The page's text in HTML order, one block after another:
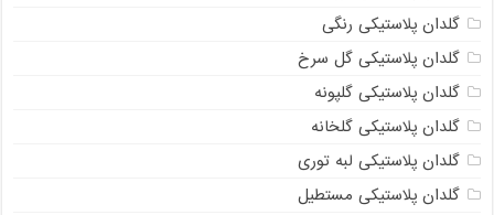
گلدان پلاستیکی رنگی
گلدان پلاستیکی گل سرخ
گلدان پلاستیکی گلپونه
گلدان پلاستیکی گلخانه
گلدان پلاستیکی لبه توری
گلدان پلاستیکی مستطیل